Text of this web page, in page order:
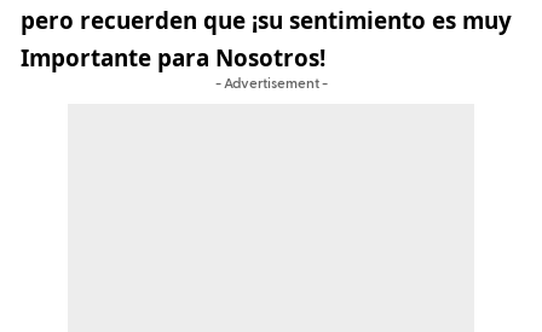
pero recuerden que ¡su sentimiento es muy
Importante para Nosotros!
- Advertisement -